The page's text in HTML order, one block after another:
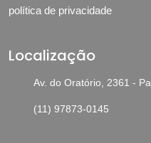
política de privacidade
Localização
Av. do Oratório, 2361 -
(11) 97873-0145